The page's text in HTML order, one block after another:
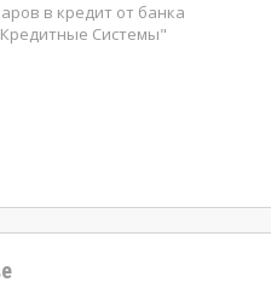
в кредит от банка
Системы"